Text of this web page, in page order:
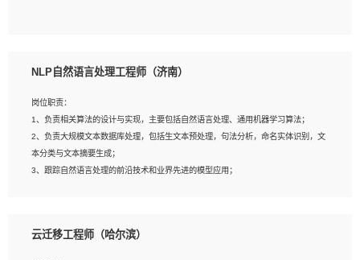
验的更佳；
3、熟悉数据库开发，熟悉Mysql、Oracle、MongoDb数据库应用开发其中一种；
4、熟悉Python Wed框架（Django/Flask...）代码能力优秀，熟悉编码规范和具备
良好的文档编写能力）；
5、沟通表达能力强，具备团队协作能力。
NLP自然语言处理工程师（济南）
岗位职责：
1、负责相关算法的设计与实现，主要包括自然语言处理、通用机器学习算法；
2、负责大规模文本数据库处理，包括生文本预处理，句法分析，命名实体识别，文
本分类与文本摘要生成；
3、跟踪自然语言处理的前沿技术和业界先进的模型应用；
岗位要求：
云迁移工程师（哈尔滨）